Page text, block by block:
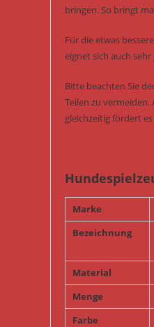
bringen. So bringt
Für die etwas
eignet sich auch
Bitte beachten Sie
Teilen zu
gleichzeitig fördert
Marke
Bezeichnung
Material
Menge
Farbe